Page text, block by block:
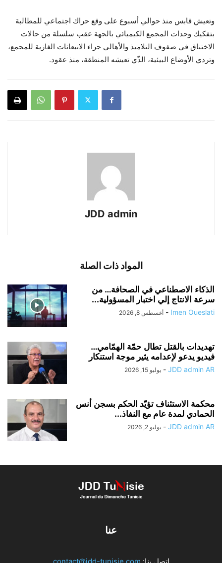
وتعيش قابس منذ حوالي أسبوع على وقع حراك اجتماعي للمطالبة
بتفكيك وحدات المجمع الكيميائي بالجهة عقب سلسلة من حالات
الاختناق في صفوف التلاميذ والأهالي جراء الانبعاثات الغازية للمجمع،
وتردي الأوضاع البيئية، الذّي تعيشه المنطقة، منذ عقود.
JDD admin
المواد ذات الصلة
الذكاء الاصطناعي في الصحافة… من
سرعة الانتاج إلي اختبار المسؤولية...
Imen Oueslati
- أغسطس 8, 2026
تهديدات بالقتل تطال حمّة الهمّامي…
فيديو يدعو لإعدامه يثير موجة استنكار
JDD admin AR
- يوليو 15, 2026
محكمة الاستئناف تؤيّد الحكم بسجن أنس
الحمادي لمدة عام مع النفاذ...
JDD admin AR
- يوليو 2, 2026
عنا
اتصل بنا: contact@jdd-tunisie.com